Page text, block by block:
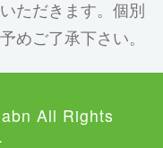
ただきます。個別
めご了承下さい。
All Rights